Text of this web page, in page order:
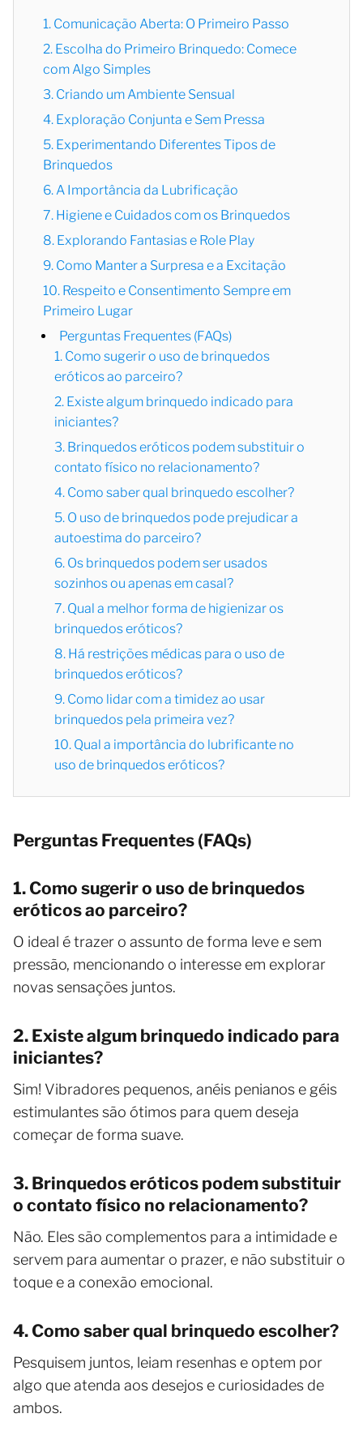
1. Comunicação Aberta: O Primeiro Passo
2. Escolha do Primeiro Brinquedo: Comece
com Algo Simples
3. Criando um Ambiente Sensual
4. Exploração Conjunta e Sem Pressa
5. Experimentando Diferentes Tipos de
Brinquedos
6. A Importância da Lubrificação
7. Higiene e Cuidados com os Brinquedos
8. Explorando Fantasias e Role Play
9. Como Manter a Surpresa e a Excitação
10. Respeito e Consentimento Sempre em
Primeiro Lugar
Perguntas Frequentes (FAQs)
1. Como sugerir o uso de brinquedos
eróticos ao parceiro?
2. Existe algum brinquedo indicado para
iniciantes?
3. Brinquedos eróticos podem substituir o
contato físico no relacionamento?
4. Como saber qual brinquedo escolher?
5. O uso de brinquedos pode prejudicar a
autoestima do parceiro?
6. Os brinquedos podem ser usados
sozinhos ou apenas em casal?
7. Qual a melhor forma de higienizar os
brinquedos eróticos?
8. Há restrições médicas para o uso de
brinquedos eróticos?
9. Como lidar com a timidez ao usar
brinquedos pela primeira vez?
10. Qual a importância do lubrificante no
uso de brinquedos eróticos?
Perguntas Frequentes (FAQs)
1. Como sugerir o uso de brinquedos
eróticos ao parceiro?
O ideal é trazer o assunto de forma leve e sem
pressão, mencionando o interesse em explorar
novas sensações juntos.
2. Existe algum brinquedo indicado para
iniciantes?
Sim! Vibradores pequenos, anéis penianos e géis
estimulantes são ótimos para quem deseja
começar de forma suave.
3. Brinquedos eróticos podem substituir
o contato físico no relacionamento?
Não. Eles são complementos para a intimidade e
servem para aumentar o prazer, e não substituir o
toque e a conexão emocional.
4. Como saber qual brinquedo escolher?
Pesquisem juntos, leiam resenhas e optem por
algo que atenda aos desejos e curiosidades de
ambos.